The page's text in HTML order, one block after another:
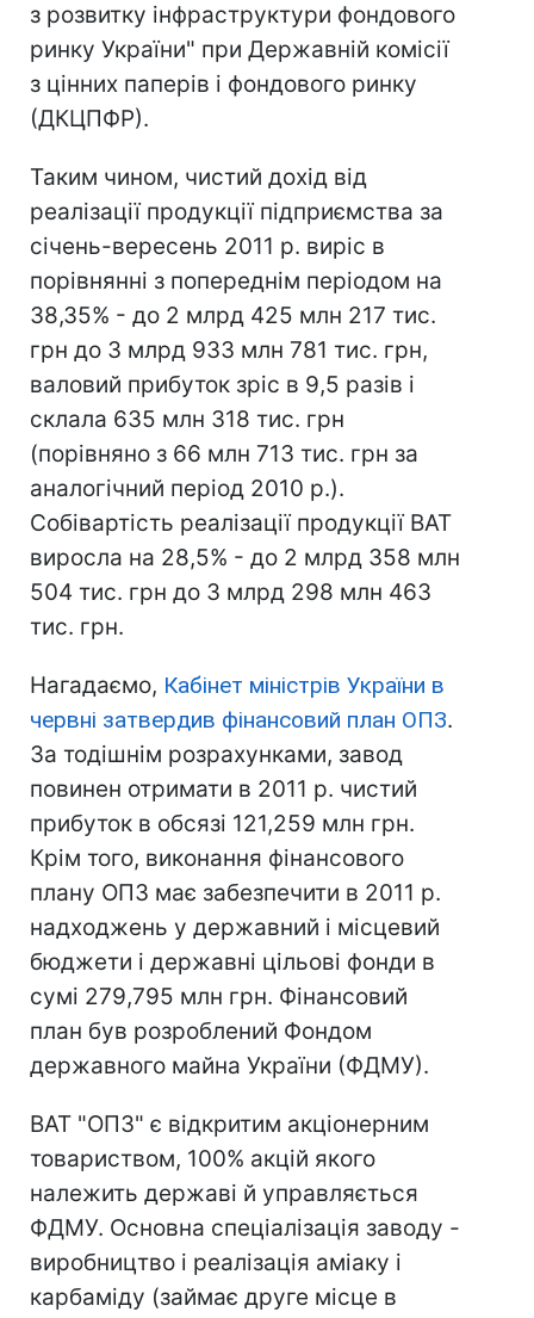
з розвитку інфраструктури фондового
ринку України" при Державній комісії
з цінних паперів і фондового ринку
(ДКЦПФР).
Таким чином, чистий дохід від
реалізації продукції підприємства за
січень-вересень 2011 р. виріс в
порівнянні з попереднім періодом на
38,35% - до 2 млрд 425 млн 217 тис.
грн до 3 млрд 933 млн 781 тис. грн,
валовий прибуток зріс в 9,5 разів і
склала 635 млн 318 тис. грн
(порівняно з 66 млн 713 тис. грн за
аналогічний період 2010 р.).
Собівартість реалізації продукції ВАТ
виросла на 28,5% - до 2 млрд 358 млн
504 тис. грн до 3 млрд 298 млн 463
тис. грн.
Нагадаємо, Кабінет міністрів України в
червні затвердив фінансовий план ОПЗ.
За тодішнім розрахунками, завод
повинен отримати в 2011 р. чистий
прибуток в обсязі 121,259 млн грн.
Крім того, виконання фінансового
плану ОПЗ має забезпечити в 2011 р.
надходжень у державний і місцевий
бюджети і державні цільові фонди в
сумі 279,795 млн грн. Фінансовий
план був розроблений Фондом
державного майна України (ФДМУ).
ВАТ "ОПЗ" є відкритим акціонерним
товариством, 100% акцій якого
належить державі й управляється
ФДМУ. Основна спеціалізація заводу -
виробництво і реалізація аміаку і
карбаміду (займає друге місце в